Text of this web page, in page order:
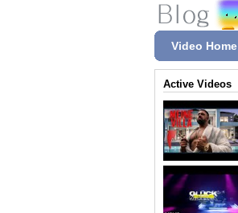
Video Home
Active Videos